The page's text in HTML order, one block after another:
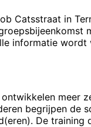
Catsstraat in
informatie
begrijpen de
De